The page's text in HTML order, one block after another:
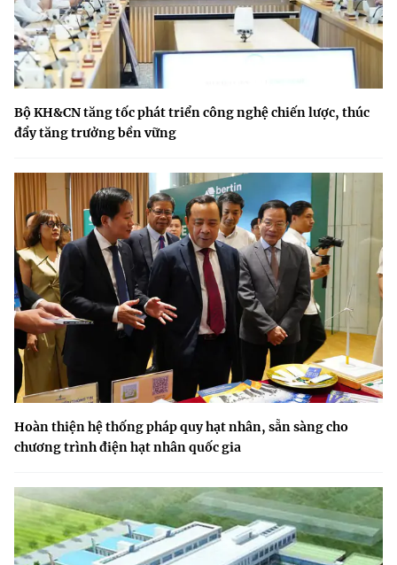
Bộ KH&CN tăng tốc phát triển công nghệ chiến lược, thúc
đẩy tăng trưởng bền vững
Hoàn thiện hệ thống pháp quy hạt nhân, sẵn sàng cho
chương trình điện hạt nhân quốc gia